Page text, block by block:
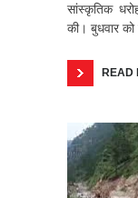
सांस्कृतिक
की। बुधवार को
READ